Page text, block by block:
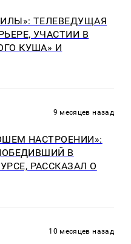
ТЕЛЕВЕДУЩАЯ
УЧАСТИИ В
КУША» И
9 месяцев назад
НАСТРОЕНИИ»:
В
РАССКАЗАЛ О
10 месяцев назад